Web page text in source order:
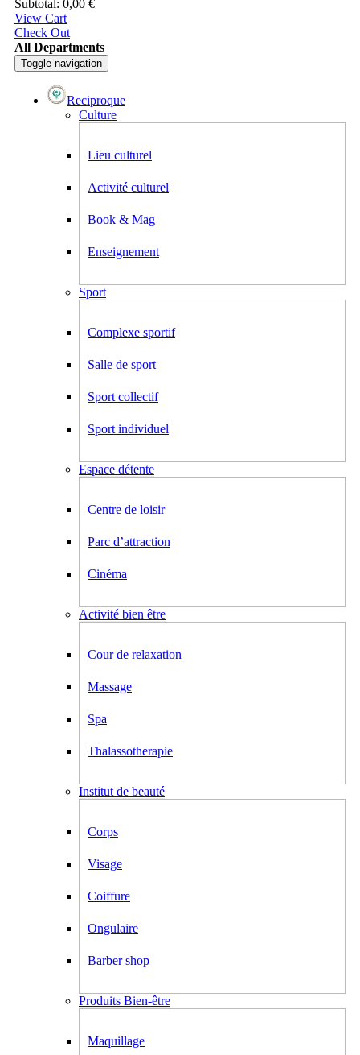
Subtotal: 0,00 €
View Cart
Check Out
All Departments
Toggle navigation
Reciproque
Culture
Lieu culturel
Activité culturel
Book & Mag
Enseignement
Sport
Complexe sportif
Salle de sport
Sport collectif
Sport individuel
Espace détente
Centre de loisir
Parc d’attraction
Cinéma
Activité bien être
Cour de relaxation
Massage
Spa
Thalassotherapie
Institut de beauté
Corps
Visage
Coiffure
Ongulaire
Barber shop
Produits Bien-être
Maquillage